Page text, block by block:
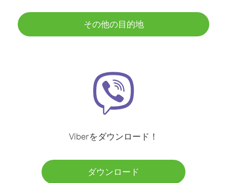
その他の目的地
Viberをダウンロード！
ダウンロード